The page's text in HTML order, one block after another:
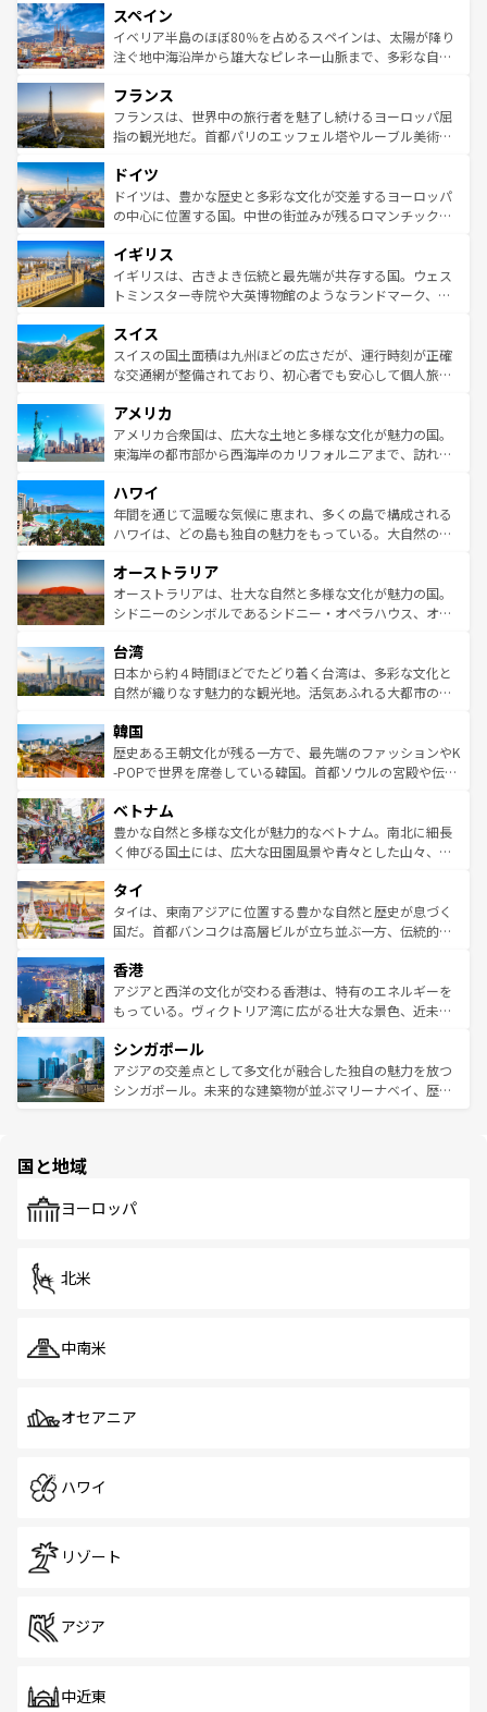
ろん、トスカーナの美しい田園風景やアマルフィ海岸の絶
景など、自然景観も見逃せない。観光の合間には、本場の
ピザやパスタなど、絶品のイタリア料理を堪能することも
ませてくれるイタリアで、忘れられない旅をしてみよう！
なお、新着のイタリア情報はコンテンツ一覧 を参照してほ
しい。
スペイン
イベリア半島のほぼ80％を占めるスペインは、太陽が降り
注ぐ地中海沿岸から雄大なピレネー山脈まで、多彩な自然
文化が根付くこの国では、情熱的なフラメンコ、熱気あふ
れる闘牛、そして美味しいタパスが生活の一部となってい
る。首都マドリードの洗練された雰囲気や、バルセロナの
の城塞都市、穏やかなビーチリゾートまで多彩な表情を見
せる。地方によって風土や気候が異なるスペインはその個
性で訪れる人を魅了する。 なお、新着のスペイン情報はコ
フランス
フランスは、世界中の旅行者を魅了し続けるヨーロッパ屈
指の観光地だ。首都パリのエッフェル塔やルーブル美術館
で、幅広い魅力が詰まっている。華麗な宮殿、歴史的な大
聖堂、美しいビーチ、そして豊かな自然が、訪れる者を心
から魅了する。また、フランスは美食の国としても知ら
いる。シャンパンの発祥地であるランス、プロヴァンスの
香り高いラベンダー畑など、多彩な楽しみ方が可能だ。さ
らに、パリ以外の地域にも魅力が溢れており、どの街角に
れる地方に足を運ぶとそれぞれで全く異なる文化を体験で
きるだろう。 なお、新着のフランス情報はコンテンツ一覧
を参照してほしい。
ドイツ
ドイツは、豊かな歴史と多彩な文化が交差するヨーロッパ
の中心に位置する国。中世の街並みが残るロマンチック街
顔を持つこの国は、どこを歩いても飽きることがない。ベ
ルリンの文化的活気、バイエルン州のアルプスの絶景、そ
してライン川沿いのワイン畑といった風景は必見。ビール
は、お酒好きな人にはぜひ体験してほしい。 なお、新着の
ドイツ情報はコンテンツ一覧を参照してほしい。
イギリス
イギリスは、古きよき伝統と最先端が共存する国。ウェス
トミンスター寺院や大英博物館のようなランドマーク、歴
リアごとに異なる魅力がある。また、優雅なアフタヌーン
ティー、ビール好きにはたまらない英国パブ、サッカー観
戦など、本場だからこそできる体験も豊富。イギリスを旅
ンツ一覧を参照してほしい。
スイス
スイスの国土面積は九州ほどの広さだが、運行時刻が正確
な交通網が整備されており、初心者でも安心して個人旅行
の建物がそのまま残る町や、スイスならではのユニークな
博物館もあり、アルプス観光だけでなく町歩きも満喫する
ことができる。国民の所得が高いため物価も高いが、旅行
ば市内交通費無料で観光を楽しむこともできる。 なお、新
着のスイス情報はコンテンツ一覧 を参照してほしい。
アメリカ
アメリカ合衆国は、広大な土地と多様な文化が魅力の国。
東海岸の都市部から西海岸のカリフォルニアまで、訪れる
のような巨大都市は、観光、ショッピング、エンターテイ
ンメントが詰まった刺激的なスポットだ。一方、アメリカ
西部には大自然が広がり、グランドキャニオンやイエロー
部のニューオーリンズでは、音楽と美食が融合した独特の
文化が魅力。旅行者はアメリカの各地域で異なる魅力を楽
しみながら、その多様性と豊かな歴史を感じることができ
ならではの贅沢な旅のスタイルだ。 なお、新着のアメリカ
情報はコンテンツ一覧を参照してほしい。
ハワイ
年間を通じて温暖な気候に恵まれ、多くの島で構成される
ハワイは、どの島も独自の魅力をもっている。大自然の神
ワイ島は見逃せない。また、定番の観光地といえばオアフ
島だが、静かな自然を求めるならマウイ島やカウアイ島が
おすすめ。エメラルドグリーンに輝く海をはじめ、豊かな
れるおもてなしの心で訪れる人々を迎えてくれるハワイの
人々、おいしいローカルフードやハワイアンミュージッ
ク、伝統的なフラダンスなど、すべてがハワイの魅力を彩
ワイを、存分に味わってほしい。 なお、新着のハワイ情報
はコンテンツ一覧を参照してほしい。
オーストラリア
オーストラリアは、壮大な自然と多様な文化が魅力の国。
シドニーのシンボルであるシドニー・オペラハウス、オー
リアリーフや大陸中央部にそびえるウルル（エアーズロッ
ク）、タスマニアの美しい原生林やケアンズの熱帯雨林な
ど、見どころがたくさん。また、カフェやワイン、オージ
いる。アクティビティも充実しており、サーフィンやダイ
ビング、ハイキングなど、アウトドア好きにはたまらな
い。オーストラリアの多彩な魅力を存分に味わいつくそ
参照してほしい。
台湾
日本から約４時間ほどでたどり着く台湾は、多彩な文化と
自然が織りなす魅力的な観光地。活気あふれる大都市の台
ン）、静ひつな山岳地帯である台湾東部など、都市の喧騒
と山間の静けさが共存しており、訪れる人に新しい発見と
驚きをもたらしてくれる。また、奥深い台湾の食文化も魅
容にもいいと評判のスイーツなど、バラエティ豊かな料理
が味わえる。 なお、新着の台湾情報は コンテンツ一覧を参
照してほしい。
韓国
歴史ある王朝文化が残る一方で、最先端のファッションやK
-POPで世界を席巻している韓国。首都ソウルの宮殿や伝統
き、地方に足を延ばせば四季折々の自然美を楽しむことが
できる。そして、キムチや焼肉、絶品のストリートフード
まで、さまざまな韓国料理が待っている。夜には、韓国な
リティに包まれながら、韓国の多彩な魅力を心ゆくまで味
わってみてほしい。 なお、新着の韓国情報はコンテンツ一
覧を参照してほしい。
ベトナム
豊かな自然と多様な文化が魅力的なベトナム。南北に細長
く伸びる国土には、広大な田園風景や青々とした山々、世
急速な発展と共に伝統が息づく。ハノイの古い町並みやホ
ーチミン市のフランス統治時代の建物も、独特の雰囲気を
醸し出している。また、バラエティの豊かさとおいしさで
とつ。フォーやバインミー、ベトナムコーヒーなどは、ぜ
ひ現地で味わいたい。どの地域を訪れてもあたたかい人々
が旅行者を迎えてくれるので、きっと忘れられない旅にな
参照してほしい。
タイ
タイは、東南アジアに位置する豊かな自然と歴史が息づく
国だ。首都バンコクは高層ビルが立ち並ぶ一方、伝統的な
の活気が交差している。北部ではチェンマイなどの山岳地
帯で自然と触れ合い、南部ではプーケットやクラビの美し
いビーチでリゾート気分を楽しむことができる。タイ料理
激する。気候は一年中温暖で、どの季節にも異なる楽しみ
が待っている。親しみやすいタイの人々、仏教を中心とし
た文化、そして多様な観光資源が、訪れる旅人を魅了し続
香港
アジアと西洋の文化が交わる香港は、特有のエネルギーを
もっている。ヴィクトリア湾に広がる壮大な景色、近未来
み、どこを訪れても感動するはず。観光スポットが密集し
ており、効率よく見どころを回れるのも魅力。息をのむよ
うな絶景から文化的な体験まで、香港を存分に楽しみ尽く
シンガポール
アジアの交差点として多文化が融合した独自の魅力を放つ
シンガポール。未来的な建築物が並ぶマリーナベイ、歴史
で、ホーカーズは地元の風情を楽しめる外せないスポット
国と地域
ヨーロッパ
北米
中南米
オセアニア
ハワイ
リゾート
アジア
中近東